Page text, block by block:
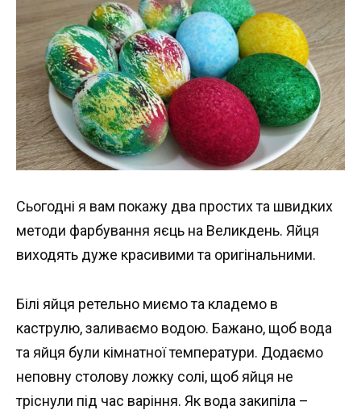
Сьогодні я вам покажу два простих та швидких
методи фарбування яєць на Великдень. Яйця
виходять дуже красивими та оригінальними.
Білі яйця ретельно миємо та кладемо в
каструлю, заливаємо водою. Бажано, щоб вода
та яйця були кімнатної температури. Додаємо
неповну столову ложку солі, щоб яйця не
тріснули під час варіння. Як вода закипіла –